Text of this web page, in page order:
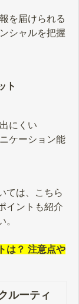
を届けられる
シャルを把握
ト
にくい
ケーション能
ては、こちら
イントも紹介
。
は？ 注意点や
ルーティ